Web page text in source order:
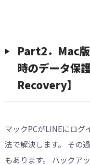
Part2．Mac
時のデータ保
Recovery】
マックPCがLINEにログ
法で解決します。 その
もあります。 バックア